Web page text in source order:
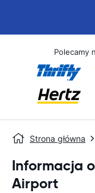
Polecamy
Strona główna
Informacja
Airport